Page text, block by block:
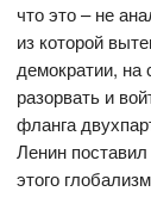
что это – не
из которой
демократии, на
разорвать и
фланга
Ленин
этого